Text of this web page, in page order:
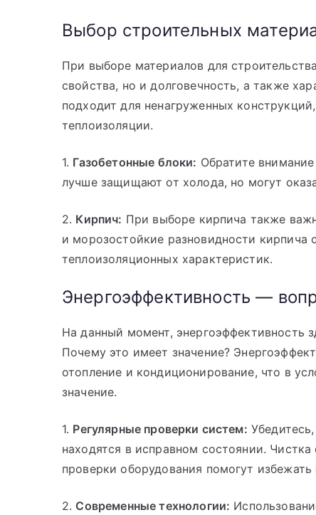
Выбор строительных
При выборе материалов для
свойства, но и долговечность, а также
подходит для ненагруженных
теплоизоляции.
1. Газобетонные блоки: Обратите
лучше защищают от холода, но могут
2. Кирпич: При выборе кирпича также
и морозостойкие разновидности кирпича
теплоизоляционных характеристик.
Энергоэффективность —
На данный момент, энергоэффективность
Почему это имеет значение?
отопление и кондиционирование, что в
значение.
1. Регулярные проверки систем:
находятся в исправном состоянии.
проверки оборудования помогут
2. Современные технологии: